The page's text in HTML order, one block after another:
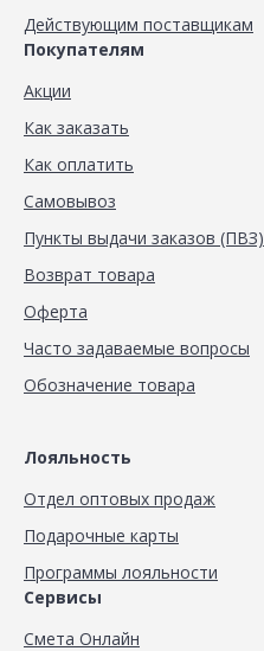
Действующим поставщикам
Покупателям
Акции
Как заказать
Как оплатить
Самовывоз
Пункты выдачи заказов (ПВЗ)
Возврат товара
Оферта
Часто задаваемые вопросы
Обозначение товара
Лояльность
Отдел оптовых продаж
Подарочные карты
Программы лояльности
Сервисы
Смета Онлайн